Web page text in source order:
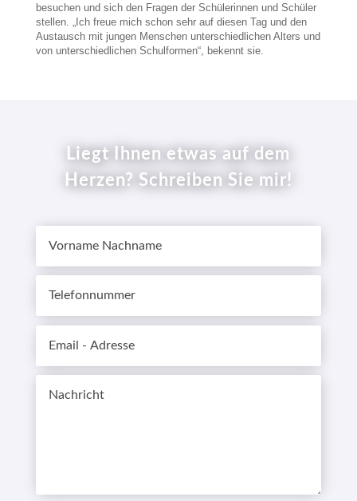
besuchen und sich den Fragen der Schülerinnen und Schüler
stellen. „Ich freue mich schon sehr auf diesen Tag und den
Austausch mit jungen Menschen unterschiedlichen Alters und
von unterschiedlichen Schulformen“, bekennt sie.
Liegt Ihnen etwas auf dem
Herzen? Schreiben Sie mir!